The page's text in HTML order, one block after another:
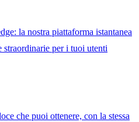
la nostra piattaforma istantanea
straordinarie per i tuoi utenti
che puoi ottenere, con la stessa